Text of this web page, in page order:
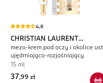
4,8
CHRISTIAN LAURENT
Dermoprecision
mezo-krem pod oczy i okolice
ujędrniająco-rozjaśniający
15 ml
37,99 zł